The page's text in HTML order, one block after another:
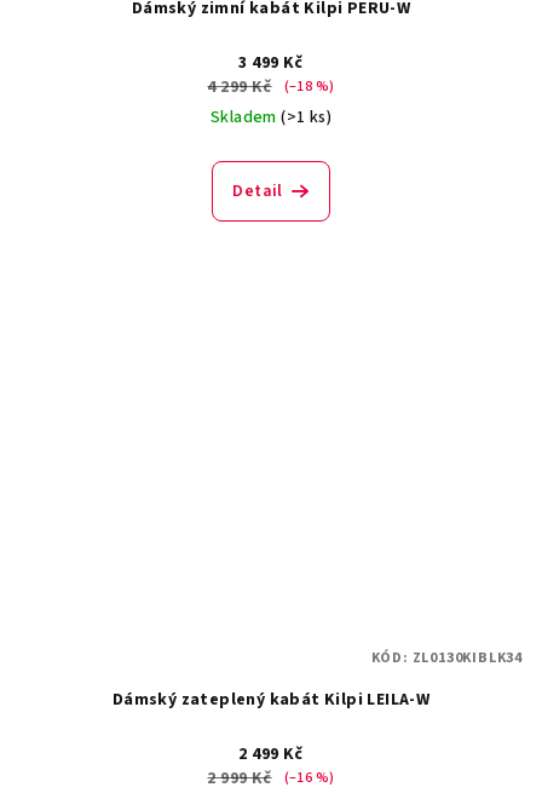
Dámský zimní kabát Kilpi PERU-W
3 499 Kč
4 299 Kč
(–18 %)
Skladem(>1 ks)
Detail
Dámský zateplený kabát Kilpi LEILA-W
2 499 Kč
2 999 Kč
(–16 %)
KÓD: ZL0130KIBLK34